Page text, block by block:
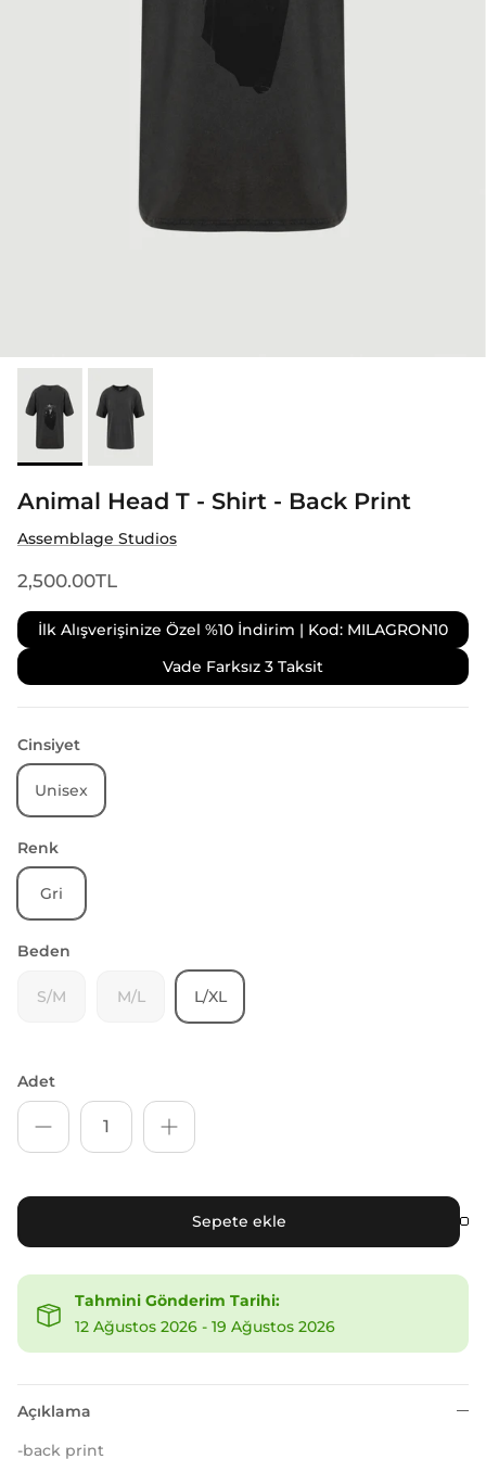
Animal Head T - Shirt - Back Print
Assemblage Studios
2,500.00TL
İlk Alışverişinize Özel %10 İndirim | Kod: MILAGRON10
Vade Farksız 3 Taksit
Renk
Gri
Cinsiyet
Unisex
Beden
S/M M/L L/XL
Adet
Sepete ekle
Tahmini Gönderim Tarihi:
12 Ağustos 2026 - 19 Ağustos 2026
Açıklama
-back print